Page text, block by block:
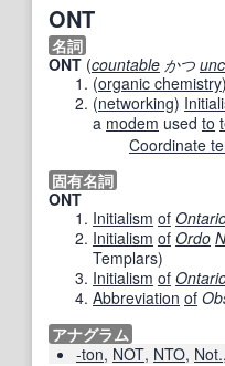
ONT
名詞
ONT (countable かつ
(organic chemistry)
(networking)
a modem used to
Coordinate
固有名詞
ONT
Initialism of
Initialism of Ordo
Templars)
Initialism of
Abbreviation of
アナグラム
-ton, NOT, NTO, Not.,